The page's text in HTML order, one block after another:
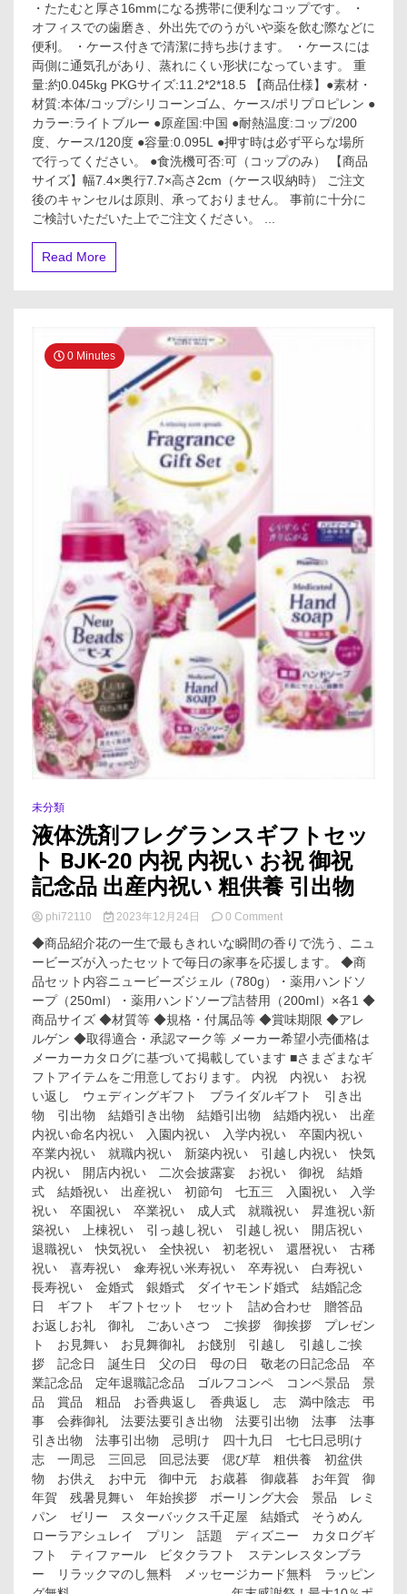
た
め
携
帯
う
が
い
コ
ッ
プ
ケ
ル
ー
・たたむと厚さ16mmになる携帯に便利なコップです。 ・
オフィスでの歯磨き、外出先でのうがいや薬を飲む際などに
便利。 ・ケース付きで清潔に持ち歩けます。 ・ケースには
両側に通気孔があり、蒸れにくい形状になっています。 重
量:約0.045kg PKGサイズ:11.2*2*18.5 【商品仕様】●素材・
材質:本体/コップ/シリコーンゴム、ケース/ポリプロピレン ●
カラー:ライトブルー ●原産国:中国 ●耐熱温度:コップ/200
度、ケース/120度 ●容量:0.095L ●押す時は必ず平らな場所
で行ってください。 ●食洗機可否:可（コップのみ） 【商品
サイズ】幅7.4×奥行7.7×高さ2cm（ケース収納時） ご注文
後のキャンセルは原則、承っておりません。 事前に十分に
Read More
0 Minutes
未分類
液体洗剤フレグランスギフトセッ
ト BJK-20 内祝 内祝い お祝 御祝
記念品 出産内祝い 粗供養 引出物
phi72110 2023年12月24日 0 Commenton
体
洗
剤
フ
レ
グ
ラ
ン
ス
ギ
フ
ト
セ
ッ
ト
BJK-
20
内
祝
内
祝
い
お
祝
祝
念
品
出
産
内
祝
い
粗
供
養
引
出
物
◆商品紹介花の一生で最もきれいな瞬間の香りで洗う、ニュ
ービーズが入ったセットで毎日の家事を応援します。 ◆商
品セット内容ニュービーズジェル（780g）・薬用ハンドソ
ープ（250ml）・薬用ハンドソープ詰替用（200ml）×各1 ◆
商品サイズ ◆材質等 ◆規格・付属品等 ◆賞味期限 ◆アレ
ルゲン ◆取得適合・承認マーク等 メーカー希望小売価格は
メーカーカタログに基づいて掲載しています ■さまざまなギ
フトアイテムをご用意しております。 内祝 内祝い お祝
い返し ウェディングギフト ブライダルギフト 引き出
物 引出物 結婚引き出物 結婚引出物 結婚内祝い 出産
内祝い命名内祝い 入園内祝い 入学内祝い 卒園内祝い
卒業内祝い 就職内祝い 新築内祝い 引越し内祝い 快気
内祝い 開店内祝い 二次会披露宴 お祝い 御祝 結婚
式 結婚祝い 出産祝い 初節句 七五三 入園祝い 入学
祝い 卒園祝い 卒業祝い 成人式 就職祝い 昇進祝い新
築祝い 上棟祝い 引っ越し祝い 引越し祝い 開店祝い
退職祝い 快気祝い 全快祝い 初老祝い 還暦祝い 古稀
祝い 喜寿祝い 傘寿祝い米寿祝い 卒寿祝い 白寿祝い
長寿祝い 金婚式 銀婚式 ダイヤモンド婚式 結婚記念
日 ギフト ギフトセット セット 詰め合わせ 贈答品
お返しお礼 御礼 ごあいさつ ご挨拶 御挨拶 プレゼン
ト お見舞い お見舞御礼 お餞別 引越し 引越しご挨
拶 記念日 誕生日 父の日 母の日 敬老の日記念品 卒
業記念品 定年退職記念品 ゴルフコンペ コンペ景品 景
品 賞品 粗品 お香典返し 香典返し 志 満中陰志 弔
事 会葬御礼 法要法要引き出物 法要引出物 法事 法事
引き出物 法事引出物 忌明け 四十九日 七七日忌明け
志 一周忌 三回忌 回忌法要 偲び草 粗供養 初盆供
物 お供え お中元 御中元 お歳暮 御歳暮 お年賀 御
年賀 残暑見舞い 年始挨拶 ボーリング大会 景品 レミ
パン ゼリー スターバックス千疋屋 結婚式 そうめん
ローラアシュレイ プリン 話題 ディズニー カタログギ
フト ティファール ビタクラフト ステンレスタンブラ
ー リラックマのし無料 メッセージカード無料 ラッピン